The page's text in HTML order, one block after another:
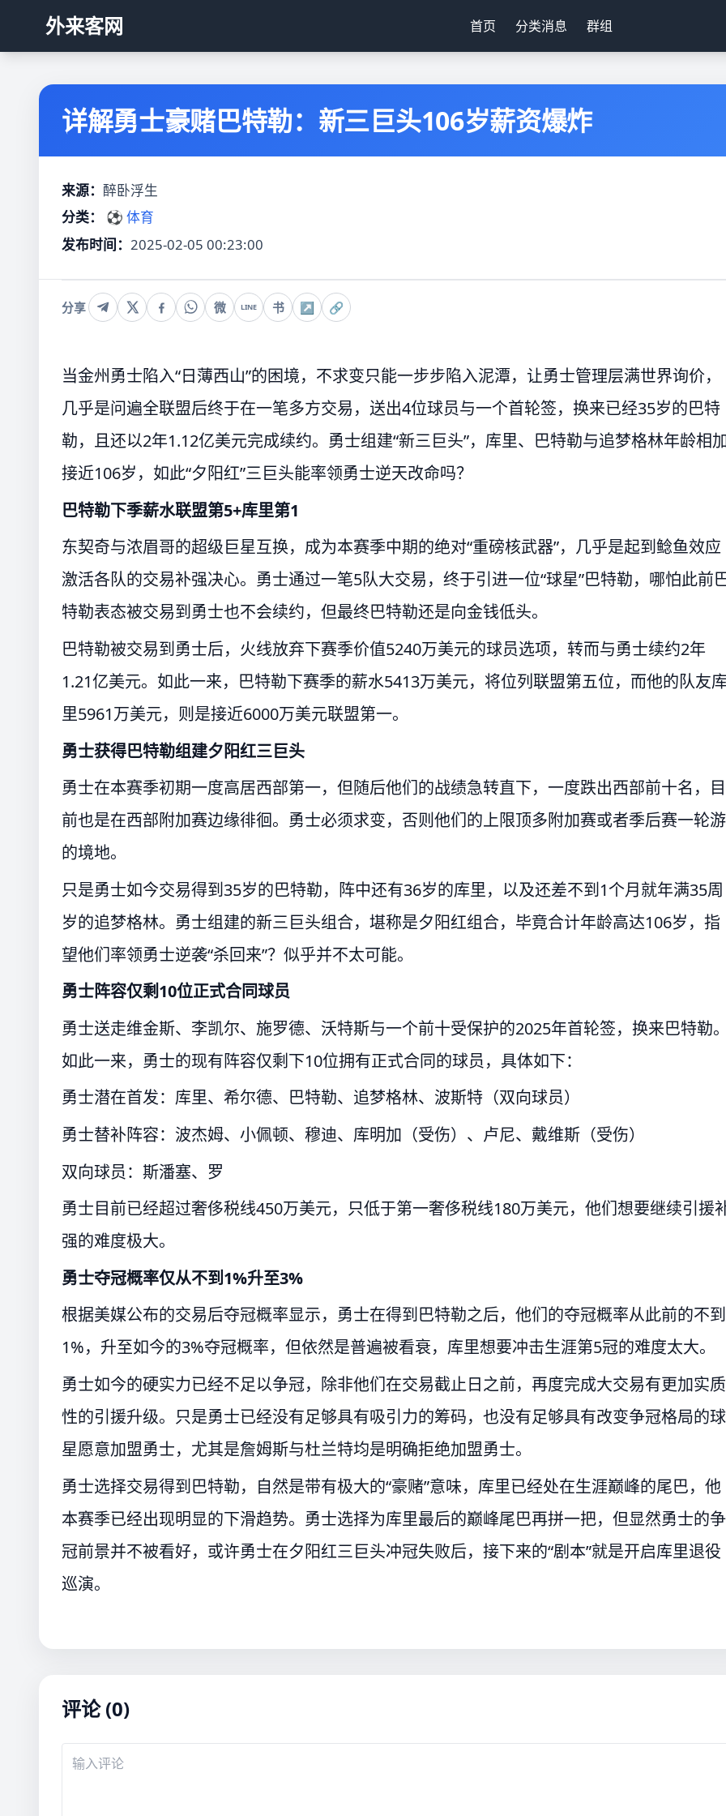
外来客网 首页 分类消息 群组
详解勇士豪赌巴特勒：新三巨头106岁薪资爆炸
来源： 醉卧浮生
分类：
⚽ 体育
发布时间： 2025-02-05 00:23:00
分享 微 LINE 书 ↗ 🔗
当金州勇士陷入“日薄西山”的困境，不求变只能一步步陷入泥潭，让勇士管理层满世界询价，
几乎是问遍全联盟后终于在一笔多方交易，送出4位球员与一个首轮签，换来已经35岁的巴特
勒，且还以2年1.12亿美元完成续约。勇士组建“新三巨头”，库里、巴特勒与追梦格林年龄相
接近106岁，如此“夕阳红”三巨头能率领勇士逆天改命吗？
巴特勒下季薪水联盟第5+库里第1
东契奇与浓眉哥的超级巨星互换，成为本赛季中期的绝对“重磅核武器”，几乎是起到鲶鱼效应
激活各队的交易补强决心。勇士通过一笔5队大交易，终于引进一位“球星”巴特勒，哪怕此前
特勒表态被交易到勇士也不会续约，但最终巴特勒还是向金钱低头。
巴特勒被交易到勇士后，火线放弃下赛季价值5240万美元的球员选项，转而与勇士续约2年
1.21亿美元。如此一来，巴特勒下赛季的薪水5413万美元，将位列联盟第五位，而他的队友
里5961万美元，则是接近6000万美元联盟第一。
勇士获得巴特勒组建夕阳红三巨头
勇士在本赛季初期一度高居西部第一，但随后他们的战绩急转直下，一度跌出西部前十名，目
前也是在西部附加赛边缘徘徊。勇士必须求变，否则他们的上限顶多附加赛或者季后赛一轮游
的境地。
只是勇士如今交易得到35岁的巴特勒，阵中还有36岁的库里，以及还差不到1个月就年满35周
岁的追梦格林。勇士组建的新三巨头组合，堪称是夕阳红组合，毕竟合计年龄高达106岁，指
望他们率领勇士逆袭“杀回来”？似乎并不太可能。
勇士阵容仅剩10位正式合同球员
勇士送走维金斯、李凯尔、施罗德、沃特斯与一个前十受保护的2025年首轮签，换来巴特勒
如此一来，勇士的现有阵容仅剩下10位拥有正式合同的球员，具体如下：
勇士潜在首发：库里、希尔德、巴特勒、追梦格林、波斯特（双向球员）
勇士替补阵容：波杰姆、小佩顿、穆迪、库明加（受伤）、卢尼、戴维斯（受伤）
双向球员：斯潘塞、罗
勇士目前已经超过奢侈税线450万美元，只低于第一奢侈税线180万美元，他们想要继续引援
强的难度极大。
勇士夺冠概率仅从不到1%升至3%
根据美媒公布的交易后夺冠概率显示，勇士在得到巴特勒之后，他们的夺冠概率从此前的不到
1%，升至如今的3%夺冠概率，但依然是普遍被看衰，库里想要冲击生涯第5冠的难度太大。
勇士如今的硬实力已经不足以争冠，除非他们在交易截止日之前，再度完成大交易有更加实质
性的引援升级。只是勇士已经没有足够具有吸引力的筹码，也没有足够具有改变争冠格局的球
星愿意加盟勇士，尤其是詹姆斯与杜兰特均是明确拒绝加盟勇士。
勇士选择交易得到巴特勒，自然是带有极大的“豪赌”意味，库里已经处在生涯巅峰的尾巴，他
本赛季已经出现明显的下滑趋势。勇士选择为库里最后的巅峰尾巴再拼一把，但显然勇士的争
冠前景并不被看好，或许勇士在夕阳红三巨头冲冠失败后，接下来的“剧本”就是开启库里退役
巡演。
评论 (0)